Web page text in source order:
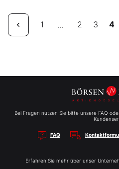
1 ... 2 3 4
Bei Fragen nutzen Sie bitte unsere FAQ
FAQ
Erfahren Sie mehr über unser